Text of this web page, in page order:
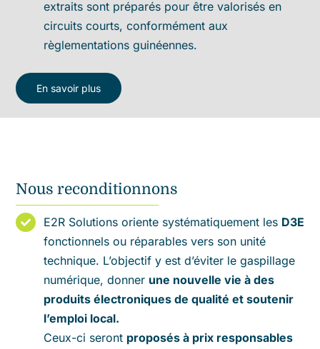
extraits sont préparés pour être valorisés en
circuits courts, conformément aux
règlementations guinéennes.
En savoir plus
Nous reconditionnons
E2R Solutions oriente systématiquement les D3E
fonctionnels ou réparables vers son unité
technique. L’objectif y est d’éviter le gaspillage
numérique, donner une nouvelle vie à des
produits électroniques de qualité et soutenir
l’emploi local.
Ceux-ci seront proposés à prix responsables